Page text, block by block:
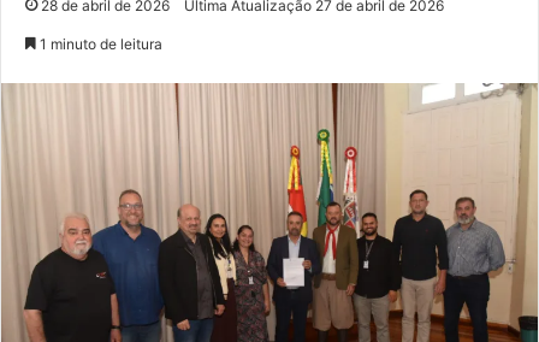
28 de abril de 2026 Última Atualização 27 de abril de 2026
1 minuto de leitura